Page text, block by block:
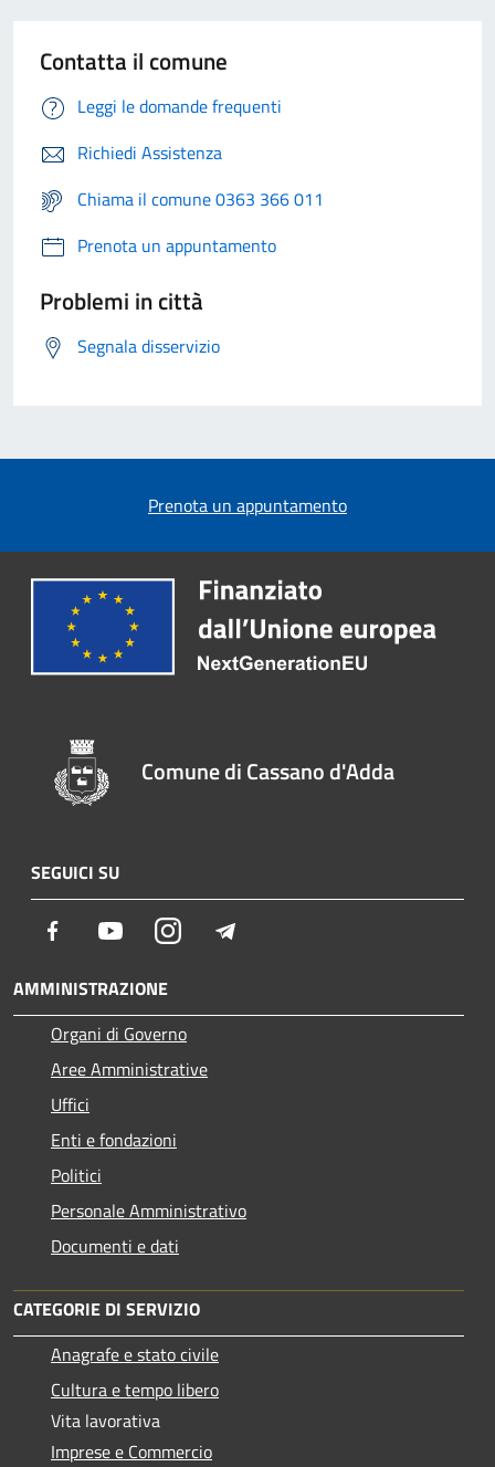
Contatta il comune
Leggi le domande frequenti
Richiedi Assistenza
Chiama il comune 0363 366 011
Prenota un appuntamento
Problemi in città
Segnala disservizio
Prenota un appuntamento
Comune di Cassano d'Adda
SEGUICI SU
Facebook YoutubeInstagram
AMMINISTRAZIONE
Organi di Governo
Aree Amministrative
Uffici
Enti e fondazioni
Politici
Personale Amministrativo
Documenti e dati
CATEGORIE DI SERVIZIO
Anagrafe e stato civile
Cultura e tempo libero
Vita lavorativa
Imprese e Commercio